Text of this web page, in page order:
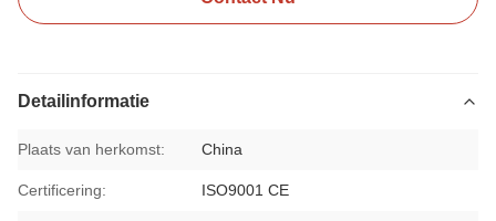
Detailinformatie
Plaats van herkomst: China
Certificering: ISO9001 CE